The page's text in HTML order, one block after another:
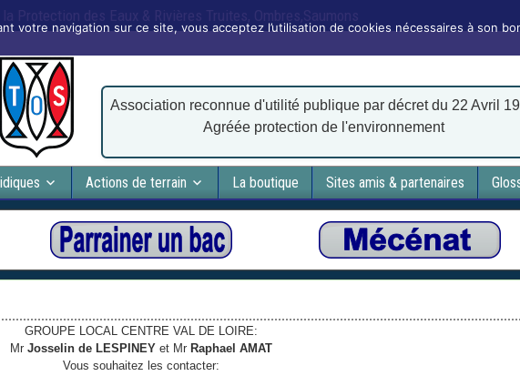
Association reconnue d'utilité publique par décret du 22 Avril
Agréée protection de l'environnement
Actions de terrain La boutique Sites amis & partenaires
GROUPE LOCAL CENTRE VAL DE LOIRE:
MrJosselin de LESPINEY et Mr Raphael AMAT
Vous souhaitez les contacter:
votre navigation sur ce site, vous acceptez l’utilisation de cookies nécessaires à son